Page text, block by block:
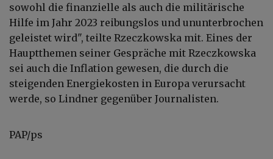
sowohl die finanzielle als auch die militärische
Hilfe im Jahr 2023 reibungslos und ununterbrochen
geleistet wird", teilte Rzeczkowska mit. Eines der
Hauptthemen seiner Gespräche mit Rzeczkowska
sei auch die Inflation gewesen, die durch die
steigenden Energiekosten in Europa verursacht
werde, so Lindner gegenüber Journalisten.
PAP/ps